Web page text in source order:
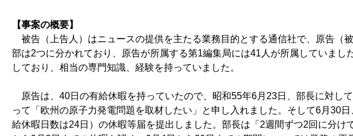
【事案の概要】
被告（上告人）はニュースの提供を主たる業務目的とする通信社で、原告（
部は2つに分かれており、原告が所属する第1編集局には41人が所属していまし
しており、相当の専門知識、経験を持っていました。
原告は、40日の有給休暇を持っていたので、昭和55年6月23日、部長に対し
って「欧州の原子力発電問題を取材したい」と申し入れました。そして6月30
給休暇日数は24日）の休暇等届を提出しました。部長は「2週間ずつ2回に分け